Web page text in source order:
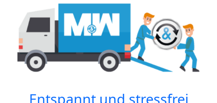
Entspannt und stressfrei